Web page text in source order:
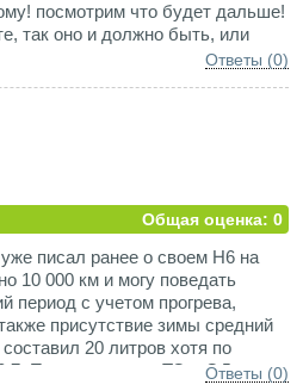
посмотрим что будет дальше!
так оно и должно быть, или
Ответы (0)
Общая оценка: 0
писал ранее о своем Н6 на
10 000 км и могу поведать
период с учетом прогрева,
присутствие зимы средний
20 литров хотя по
Прошел второе ТО у ОДОтветы (0)